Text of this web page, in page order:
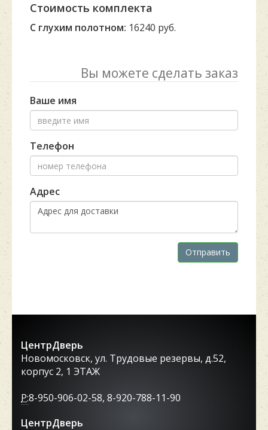
Стоимость комплекта
С глухим полотном: 16240 руб.
Вы можете сделать заказ
Ваше имя
Телефон
Адрес
Отправить
ЦентрДверь
Новомосковск, ул. Трудовые резервы, д.52,
корпус 2, 1 ЭТАЖ
P:8-950-906-02-58, 8-920-788-11-90
ЦентрДверь